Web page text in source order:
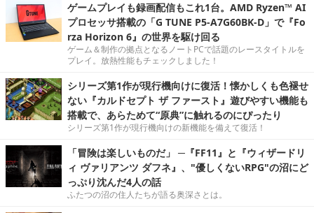
ゲームプレイも録画配信もこれ1台。AMD Ryzen™ AI
プロセッサ搭載の「G TUNE P5-A7G60BK-D」で『Fo
rza Horizon 6』の世界を駆け回る
ゲーム＆制作の拠点となるノートPCで話題のレースタイトルを
プレイ。放熱性能もチェックしました！
シリーズ第1作が現行機向けに復活！懐かしくも色褪せ
ない『カルドセプト ザ ファースト』遊びやすい機能も
搭載で、あらためて“原典”に触れるのにぴったり
シリーズ第1作が現行機向けの新機能を備えて復活！
「冒険は楽しいものだ」 ─『FF11』と『ウィザードリ
ィ ヴァリアンツ ダフネ』、"優しくないRPG"の沼にど
っぷり沈んだ4人の話
ふたつの沼の住人たちが語る奥深さとは。